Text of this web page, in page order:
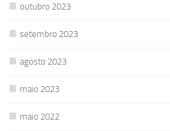
outubro 2023
setembro 2023
agosto 2023
maio 2023
maio 2022